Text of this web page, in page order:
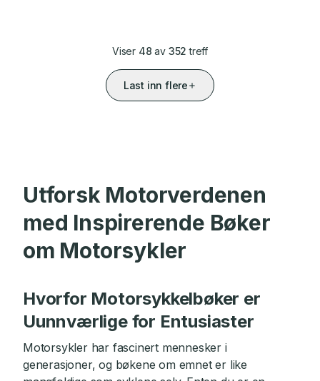
Viser 48 av 352 treff
Last inn flere
Utforsk Motorverdenen
med Inspirerende Bøker
om Motorsykler
Hvorfor Motorsykkelbøker er
Uunnværlige for Entusiaster
Motorsykler har fascinert mennesker i
generasjoner, og bøkene om emnet er like